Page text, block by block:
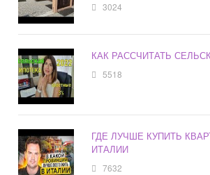
3024
КАК РАССЧИТАТЬ
5518
ГДЕ ЛУЧШЕ КУПИТЬ
ИТАЛИИ
7632